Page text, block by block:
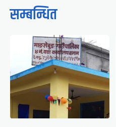
सम्बन्धित